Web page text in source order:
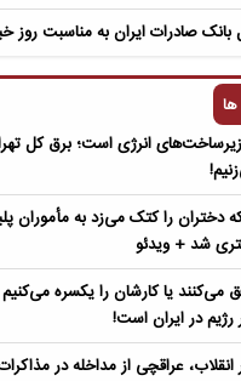
بانک صادرات ایران به مناسبت روز
ها
انرژی است؛ برق کل
دختران را کتک می‌زد به مأموران
شد + ویدئو
می‌کنند یا کارشان را یکسره
در ایران است!
انقلاب، عراقچی از مداخله در